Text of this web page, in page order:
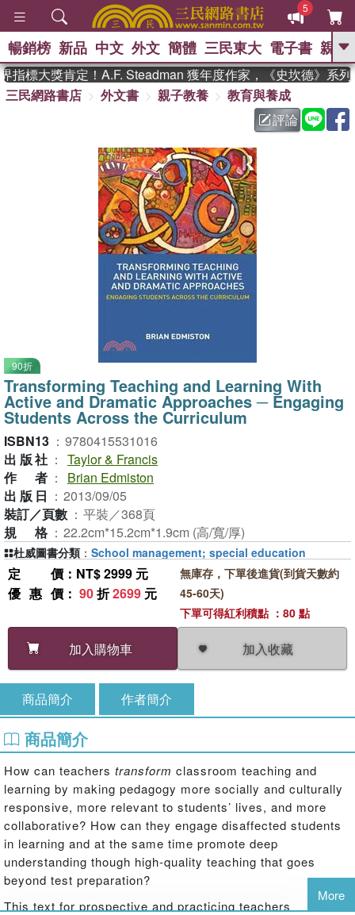
5
GO
熱搜： 東野圭吾 、 高希均教授回憶錄
父親節 、 如果歷
暑期推薦 、 國際布克
獎 臺灣漫遊錄 、 方念華
登輝時代 、 數學女孩：黎曼猜想
偉大的迷走神經
暢銷榜 新品 中文 外文 簡體 三民東大 電子書 親子
標大獎肯定！A.F. Steadman 獲年度作家，《史坎德》系列
三民網路書店
外文書 親子教養
教育與養成
評論
90折
Transforming Teaching and Learning With
Active and Dramatic Approaches ─ Engaging
Students Across the Curriculum
ISBN13 ： 9780415531016
出版社 ： Taylor & Francis
作者 ：
Brian Edmiston
出版日 ： 2013/09/05
裝訂／頁數 ： 平裝／368頁
規格 ： 22.2cm*15.2cm*1.9cm (高/寬/厚)
定價 ：NT$ 2999 元
優惠價 ： 90折2699 元
加入購物車 加入收藏
無庫存，下單後進貨(到貨天數約
45-60天)
下單可得紅利積點 ：80 點
杜威圖書分類 ： School management; special education
商品簡介 作者簡介
商品簡介
How can teachers transform classroom teaching and
learning by making pedagogy more socially and culturally
responsive, more relevant to students’ lives, and more
collaborative? How can they engage disaffected students
in learning and at the same time promote deep
understanding though high-quality teaching that goes
beyond test preparation?
This text for prospective and practicing teachers
More